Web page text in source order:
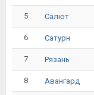
5 Салют
6 Сатурн
7 Рязань
8 Авангард